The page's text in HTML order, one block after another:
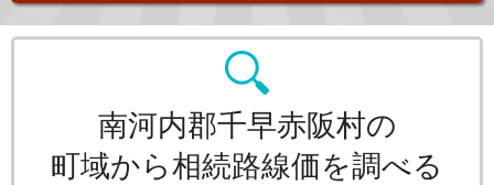
南河内郡千早赤阪村の
町域から相続路線価を調べる